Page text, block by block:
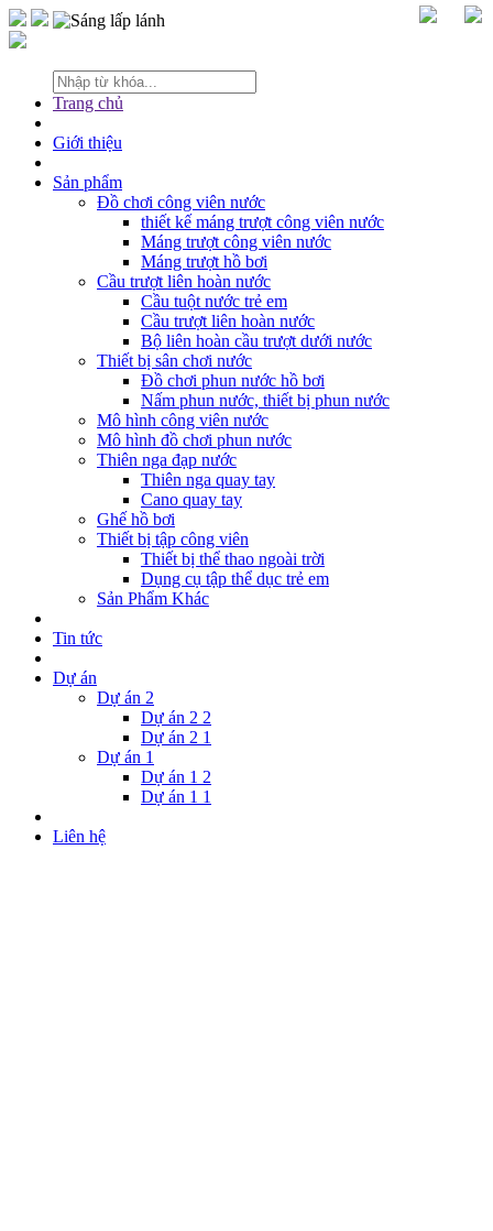
Trang chủ
Giới thiệu
Sản phẩm
Đồ chơi công viên nước
thiết kế máng trượt công viên nước
Máng trượt công viên nước
Máng trượt hồ bơi
Cầu trượt liên hoàn nước
Cầu tuột nước trẻ em
Cầu trượt liên hoàn nước
Bộ liên hoàn cầu trượt dưới nước
Thiết bị sân chơi nước
Đồ chơi phun nước hồ bơi
Nấm phun nước, thiết bị phun nước
Mô hình công viên nước
Mô hình đồ chơi phun nước
Thiên nga đạp nước
Thiên nga quay tay
Cano quay tay
Ghế hồ bơi
Thiết bị tập công viên
Thiết bị thể thao ngoài trời
Dụng cụ tập thể dục trẻ em
Sản Phẩm Khác
Tin tức
Dự án
Dự án 2
Dự án 2 2
Dự án 2 1
Dự án 1
Dự án 1 2
Dự án 1 1
Liên hệ